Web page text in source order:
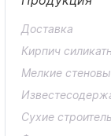
Доставка
Кирпич
Мелкие
Сухие